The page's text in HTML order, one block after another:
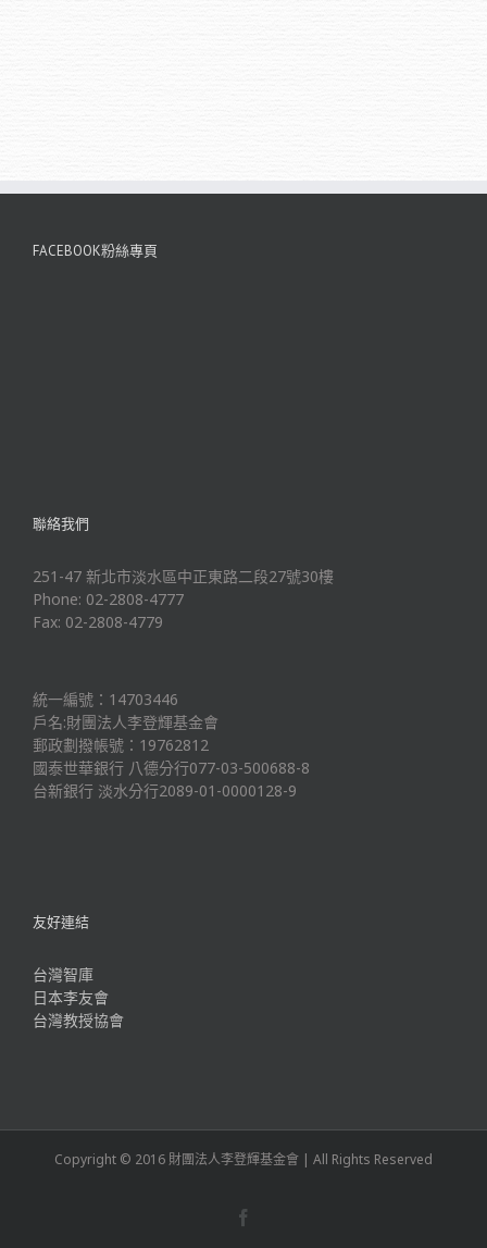
FACEBOOK粉絲專頁
聯絡我們
251-47 新北市淡水區中正東路二段27號30樓
Phone: 02-2808-4777
Fax: 02-2808-4779
統一編號：14703446
戶名:財團法人李登輝基金會
郵政劃撥帳號：19762812
國泰世華銀行 八德分行077-03-500688-8
台新銀行 淡水分行2089-01-0000128-9
友好連結
台灣智庫
日本李友會
台灣教授協會
Copyright © 2016 財團法人李登輝基金會 | All Rights Reserved